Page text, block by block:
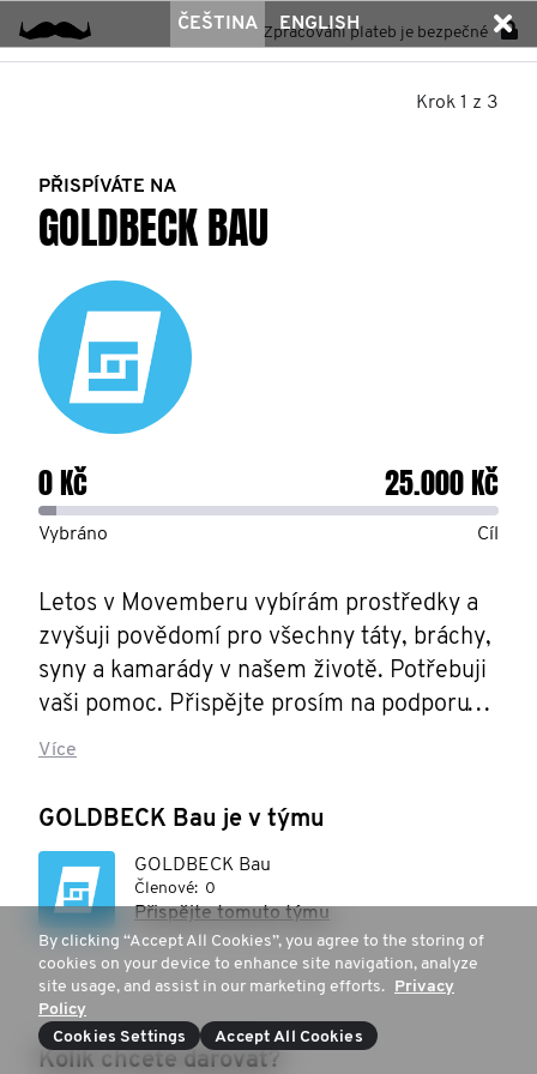
ČEŠTINA ENGLISH
Zpracování plateb je bezpečné
Krok 1 z 3
PŘISPÍVÁTE NA
GOLDBECK BAU
0 Kč 25.000 Kč
Vybráno Cíl
Letos v Movemberu vybírám prostředky a
zvyšuji povědomí pro všechny táty, bráchy,
syny a kamarády v našem životě. Potřebuji
vaši pomoc. Přispějte prosím na podporu
mužského zdraví.
Více
GOLDBECK Bau je v týmu
GOLDBECK Bau
Členové: 0
Přispějte tomuto týmu
Kolik chcete darovat?
By clicking “Accept All Cookies”, you agree to the storing of
cookies on your device to enhance site navigation, analyze
site usage, and assist in our marketing efforts. Privacy
Policy
Cookies Settings
Accept All Cookies